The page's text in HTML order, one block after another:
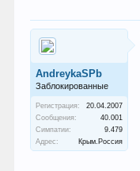
AndreykaSPb
Заблокированные
Регистрация:
20.04.2007
Сообщения:
40.001
Симпатии:
9.479
Адрес:
Крым.Россия